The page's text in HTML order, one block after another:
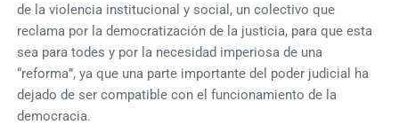
de la violencia institucional y social, un colectivo que
reclama por la democratización de la justicia, para que esta
sea para todes y por la necesidad imperiosa de una
“reforma”, ya que una parte importante del poder judicial ha
dejado de ser compatible con el funcionamiento de la
democracia.